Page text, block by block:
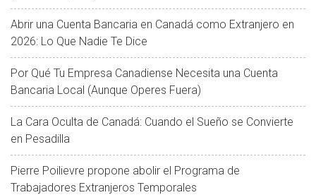
Abrir una Cuenta Bancaria en Canadá como Extranjero en
2026: Lo Que Nadie Te Dice
Por Qué Tu Empresa Canadiense Necesita una Cuenta
Bancaria Local (Aunque Operes Fuera)
La Cara Oculta de Canadá: Cuando el Sueño se Convierte
en Pesadilla
Pierre Poilievre propone abolir el Programa de
Trabajadores Extranjeros Temporales